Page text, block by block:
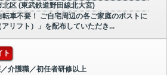
区 (東武鉄道野田線北大宮)
転車不要！ ご自宅周辺の各ご家庭のポストに
リフト）」を配布していただき...
ト
介護職／初任者研修以上